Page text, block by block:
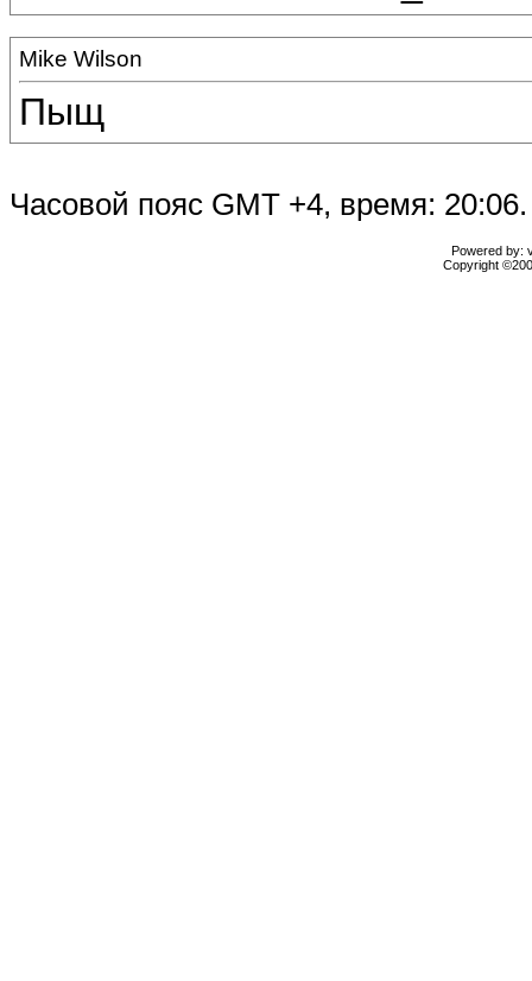
Mike Wilson
Пыщ
Часовой пояс GMT +4, время: 20:06.
Powered by:
Copyright